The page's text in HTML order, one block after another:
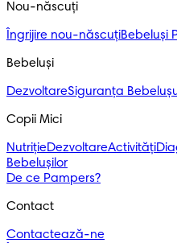
Nou-născuți
Îngrijire nou-născuțiBebeluși
Bebeluși
DezvoltareSiguranța
Copii Mici
NutrițieDezvoltareActivități
Bebelușilor
De ce Pampers?
Contact
Contactează-ne